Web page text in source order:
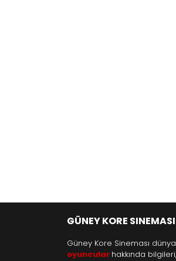
GÜNEY KORE SINEMASI
Güney Kore Sineması
oyuncular hakkında